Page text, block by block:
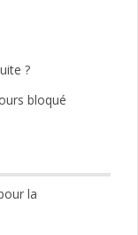
?
bloqué
la